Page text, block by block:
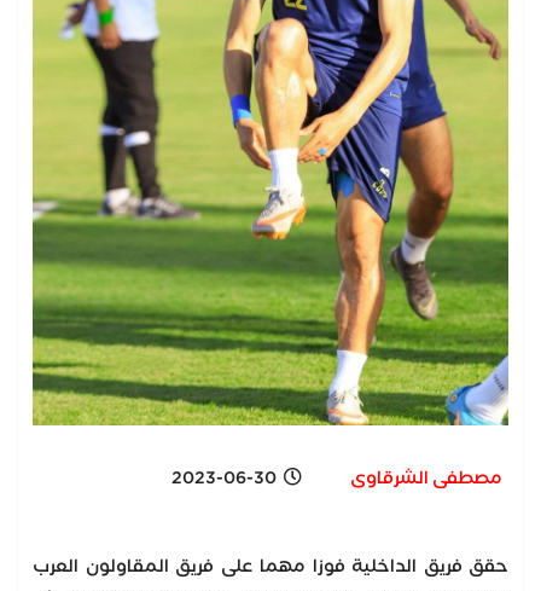
مصطفى الشرقاوى 2023-06-30
حقق فريق الداخلية فوزا مهما على فريق المقاولون العرب